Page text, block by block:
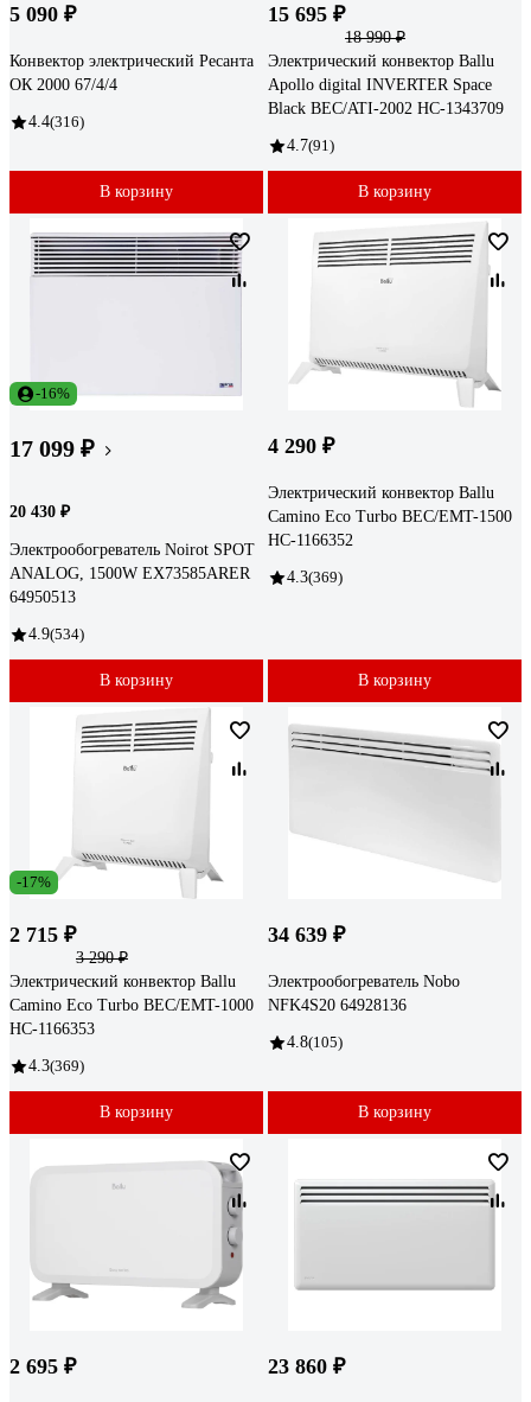
5 090 ₽
Конвектор электрический Ресанта
ОК 2000 67/4/4
4.4(316)
В корзину
15 695 ₽
18 990 ₽
Электрический конвектор Ballu
Apollo digital INVERTER Space
Black BEC/ATI-2002 НС-1343709
4.7(91)
В корзину
-16%
17 099 ₽
20 430 ₽
Электрообогреватель Noirot SPOT
ANALOG, 1500W EX73585ARER
64950513
4.9(534)
В корзину
4 290 ₽
Электрический конвектор Ballu
Camino Eco Turbo BEC/EMT-1500
НС-1166352
4.3(369)
В корзину
-17%
2 715 ₽
3 290 ₽
Электрический конвектор Ballu
Camino Eco Turbo BEC/EMT-1000
НС-1166353
4.3(369)
В корзину
34 639 ₽
Электрообогреватель Nobo
NFK4S20 64928136
4.8(105)
В корзину
2 695 ₽ 23 860 ₽